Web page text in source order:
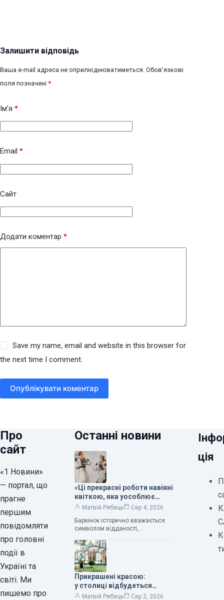
Залишити відповідь
Ваша e-mail адреса не оприлюднюватиметься. Обов’язкові
поля позначені *
Ім’я *
Email *
Сайт
Додати коментар *
Save my name, email and website in this browser for
the next time I comment.
Опублікувати коментар
Про
сайт
«1 Новини»
— портал, що
прагне
першим
повідомляти
про головні
події в
Україні та
світі. Ми
пишемо про
Останні новини
«Ці прекрасні роботи навіяні
квіткою, яка уособлює
нескінченне кохання», —
Людмила Карпінська-
Романюк
Матвій Рябець
Сер 4, 2026
Барвінок історично вважається
символом відданості,
та тривалого подружнього союзу.
Саме тому ця рослина надихала і
продовжує надихати митців на
Прикрашені красою:
у столиці відбудеться
дев’ятий фестиваль
Матвій Рябець Сер 2, 2026
ція